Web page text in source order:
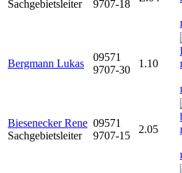
Sachgebietsleiter
9707-18
Bergmann Lukas
09571
9707-30
1.10
Biesenecker Rene
Sachgebietsleiter
09571
9707-15
2.05